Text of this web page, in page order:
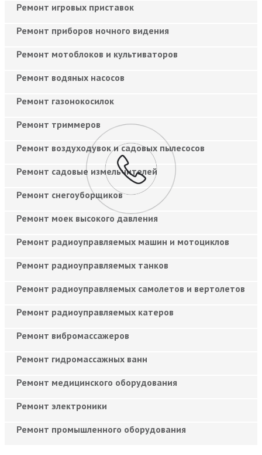
Ремонт игровых приставок
Ремонт приборов ночного видения
Ремонт мотоблоков и культиваторов
Ремонт водяных насосов
Ремонт газонокосилок
Ремонт триммеров
Ремонт воздуходувок и садовых пылесосов
Ремонт садовые измельчителей
Ремонт снегоуборщиков
Ремонт моек высокого давления
Ремонт радиоуправляемых машин и мотоциклов
Ремонт радиоуправляемых танков
Ремонт радиоуправляемых самолетов и вертолетов
Ремонт радиоуправляемых катеров
Ремонт вибромассажеров
Ремонт гидромассажных ванн
Ремонт медицинского оборудования
Ремонт электроники
Ремонт промышленного оборудования